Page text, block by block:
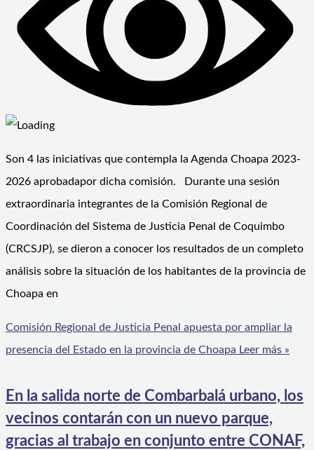
Son 4 las iniciativas que contempla la Agenda Choapa 2023-
2026 aprobadapor dicha comisión. Durante una sesión
extraordinaria integrantes de la Comisión Regional de
Coordinación del Sistema de Justicia Penal de Coquimbo
(CRCSJP), se dieron a conocer los resultados de un completo
análisis sobre la situación de los habitantes de la provincia de
Choapa en
Comisión Regional de Justicia Penal apuesta por ampliar la
presencia del Estado en la provincia de Choapa Leer más »
En la salida norte de Combarbalá urbano, los
vecinos contarán con un nuevo parque,
gracias al trabajo en conjunto entre CONAF,